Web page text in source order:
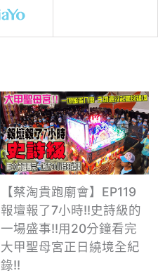
【蔡淘貴跑廟會】EP119
報壇報了7小時!!史詩級的
一場盛事!!用20分鐘看完
大甲聖母宮正日繞境全紀
錄!!